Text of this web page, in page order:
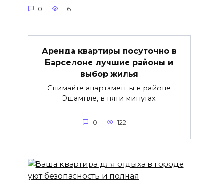
0 116
Аренда квартиры посуточно в
Барселоне лучшие районы и
выбор жилья
Снимайте апартаменты в районе
Эшампле, в пяти минутах
0 122